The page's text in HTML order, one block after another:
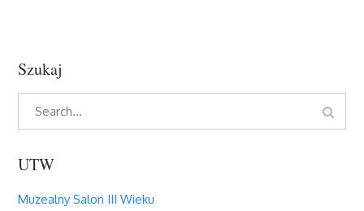
Szukaj
Search
UTW
Muzealny Salon III Wieku